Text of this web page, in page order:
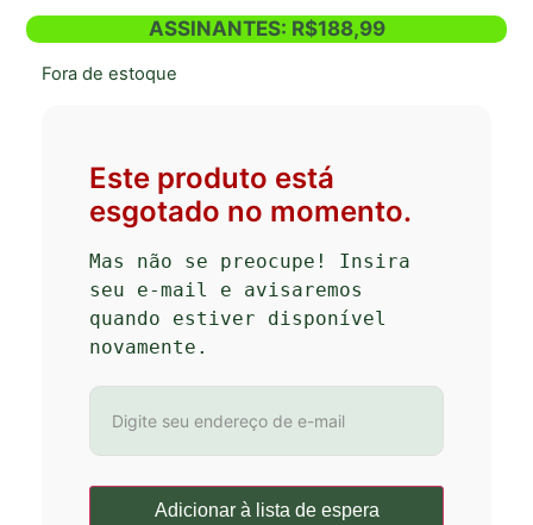
ASSINANTES: R$188,99
Fora de estoque
Este produto está
esgotado no momento.
Mas não se preocupe! Insira
seu e-mail e avisaremos
quando estiver disponível
novamente.